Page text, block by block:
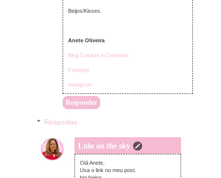
Beijos/Kisses.
Anete Oliveira
Blog Coisitas e Coisinhas
Fanpage
Instagram
Responder
Respostas
Lulu on the sky
terça-feira, outubro 25, 2022
Olá Anete,
Usa o link no meu post.